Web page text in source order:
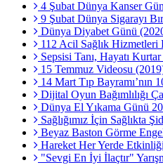
4 Şubat Dünya Kanser
9 Şubat Dünya Sigarayı
Dünya Diyabet Günü
112 Acil Sağlık Hizmetleri
Sepsisi Tanı, Hayatı
15 Temmuz Videosu
14 Mart Tıp Bayramı’nın
Dijital Oyun Bağımlılığı
Dünya El Yıkama Günü
Sağlığımız İçin Sağlıkta
Beyaz Baston Görme
Hareket Her Yerde
"Sevgi En İyi İlaçtır"